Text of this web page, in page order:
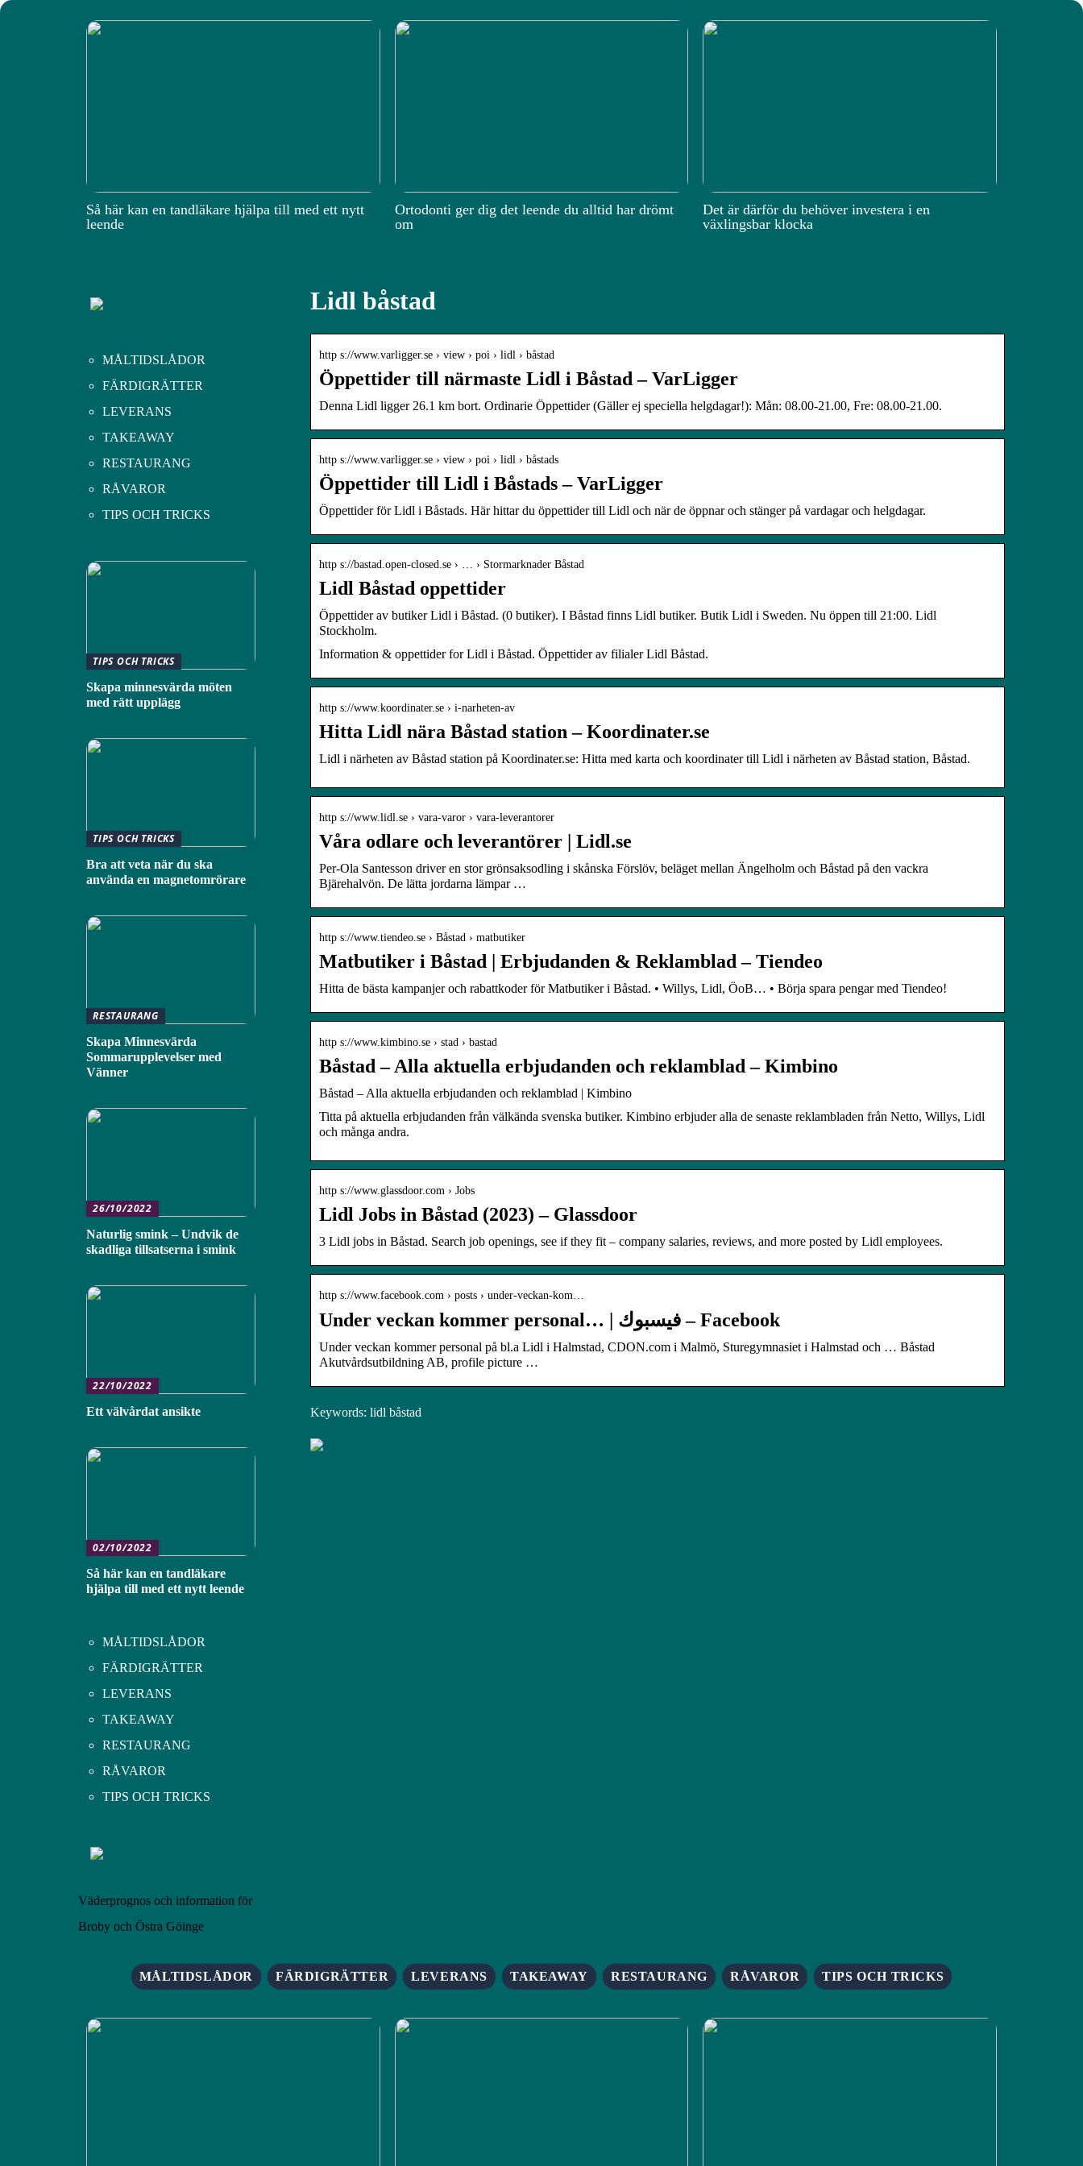
Så här kan en tandläkare hjälpa till med ett nytt
leende
Ortodonti ger dig det leende du alltid har drömt
om
Det är därför du behöver investera i en
växlingsbar klocka
Lidl båstad
http s://www.varligger.se › view › poi › lidl › båstad
Öppettider till närmaste Lidl i Båstad – VarLigger
Denna Lidl ligger 26.1 km bort. Ordinarie Öppettider (Gäller ej speciella helgdagar!): Mån: 08.00-21.00, Fre: 08.00-21.00.
http s://www.varligger.se › view › poi › lidl › båstads
Öppettider till Lidl i Båstads – VarLigger
Öppettider för Lidl i Båstads. Här hittar du öppettider till Lidl och när de öppnar och stänger på vardagar och helgdagar.
http s://bastad.open-closed.se › … › Stormarknader Båstad
Lidl Båstad oppettider
Öppettider av butiker Lidl i Båstad. (0 butiker). I Båstad finns Lidl butiker. Butik Lidl i Sweden. Nu öppen till 21:00. Lidl
Stockholm.
Information & oppettider for Lidl i Båstad. Öppettider av filialer Lidl Båstad.
http s://www.koordinater.se › i-narheten-av
Hitta Lidl nära Båstad station – Koordinater.se
Lidl i närheten av Båstad station på Koordinater.se: Hitta med karta och koordinater till Lidl i närheten av Båstad station, Båstad.
http s://www.lidl.se › vara-varor › vara-leverantorer
Våra odlare och leverantörer | Lidl.se
Per-Ola Santesson driver en stor grönsaksodling i skånska Förslöv, beläget mellan Ängelholm och Båstad på den vackra
Bjärehalvön. De lätta jordarna lämpar …
http s://www.tiendeo.se › Båstad › matbutiker
Matbutiker i Båstad | Erbjudanden & Reklamblad – Tiendeo
Hitta de bästa kampanjer och rabattkoder för Matbutiker i Båstad. • Willys, Lidl, ÖoB… • Börja spara pengar med Tiendeo!
http s://www.kimbino.se › stad › bastad
Båstad – Alla aktuella erbjudanden och reklamblad – Kimbino
Båstad – Alla aktuella erbjudanden och reklamblad | Kimbino
Titta på aktuella erbjudanden från välkända svenska butiker. Kimbino erbjuder alla de senaste reklambladen från Netto, Willys, Lidl
och många andra.
http s://www.glassdoor.com › Jobs
Lidl Jobs in Båstad (2023) – Glassdoor
3 Lidl jobs in Båstad. Search job openings, see if they fit – company salaries, reviews, and more posted by Lidl employees.
http s://www.facebook.com › posts › under-veckan-kom…
Under veckan kommer personal… | فيسبوك – Facebook
Under veckan kommer personal på bl.a Lidl i Halmstad, CDON.com i Malmö, Sturegymnasiet i Halmstad och … Båstad
Akutvårdsutbildning AB, profile picture …
Keywords: lidl båstad
MÅLTIDSLÅDOR
FÄRDIGRÄTTER
LEVERANS
TAKEAWAY
RESTAURANG
RÅVAROR
TIPS OCH TRICKS
TIPS OCH TRICKS
Skapa minnesvärda möten
med rätt upplägg
TIPS OCH TRICKS
Bra att veta när du ska
använda en magnetomrörare
RESTAURANG
Skapa Minnesvärda
Sommarupplevelser med
Vänner
26/10/2022
Naturlig smink – Undvik de
skadliga tillsatserna i smink
22/10/2022
Ett välvårdat ansikte
02/10/2022
Så här kan en tandläkare
hjälpa till med ett nytt leende
MÅLTIDSLÅDOR
FÄRDIGRÄTTER
LEVERANS
TAKEAWAY
RESTAURANG
RÅVAROR
TIPS OCH TRICKS
Väderprognos och information för
Broby och Östra Göinge
MÅLTIDSLÅDOR FÄRDIGRÄTTER LEVERANS TAKEAWAY RESTAURANG RÅVAROR TIPS OCH TRICKS